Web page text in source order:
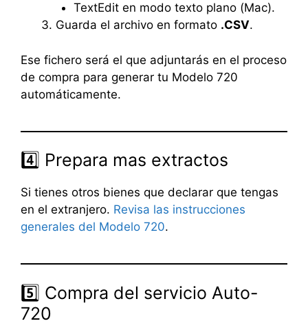
TextEdit en modo texto plano (Mac).
Guarda el archivo en formato .CSV.
Ese fichero será el que adjuntarás en el proceso
de compra para generar tu Modelo 720
automáticamente.
4️⃣ Prepara mas extractos
Si tienes otros bienes que declarar que tengas
en el extranjero. Revisa las instrucciones
generales del Modelo 720.
5️⃣ Compra del servicio Auto-
720